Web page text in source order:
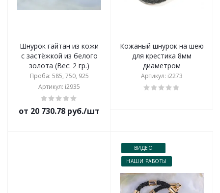
Шнурок гайтан из кожи
с застёжкой из белого
золота (Вес: 2 гр.)
Проба: 585, 750, 925
Артикул: i2935
от 20 730.78 руб./шт
Кожаный шнурок на шею
для крестика 8мм
диаметром
Артикул: i2273
ВИДЕО
НАШИ РАБОТЫ